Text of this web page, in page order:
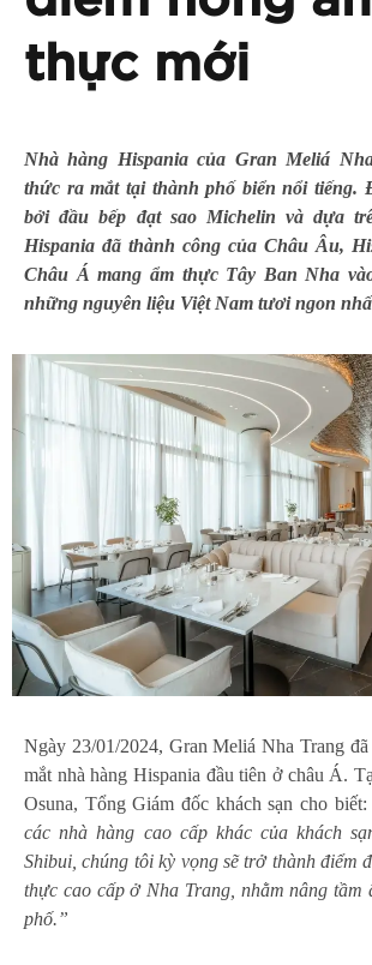
thực mới
Nhà hàng Hispania của Gran Meliá
thức ra mắt tại thành phố biển nổi tiếng.
bởi đầu bếp đạt sao Michelin và dựa
Hispania đã thành công của Châu Âu,
Châu Á mang ẩm thực Tây Ban Nha
những nguyên liệu Việt Nam tươi ngon
Ngày 23/01/2024, Gran Meliá Nha Trang
mắt nhà hàng Hispania đầu tiên ở châu Á.
Osuna, Tổng Giám đốc khách sạn cho biết:
các nhà hàng cao cấp khác của khách
Shibui, chúng tôi kỳ vọng sẽ trở thành điểm
thực cao cấp ở Nha Trang, nhằm nâng tầm
phố.”